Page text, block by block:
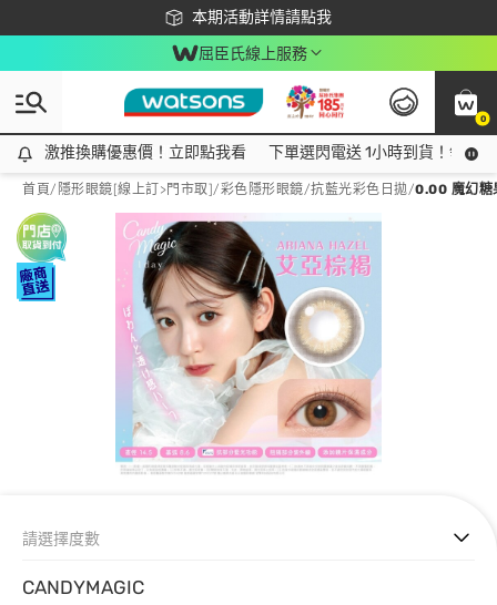
本期活動詳情請點我
下載app最高回饋$350
屈臣氏線上服務
0
激推換購優惠價！立即點我看
激推換購優惠價！立即點我看 下單選閃電送 1小時到貨！領神
首頁/ 隱形眼鏡[線上訂>門市取]/彩色隱形眼鏡/抗藍光彩色日拋/0.00 魔幻糖
CANDYMAGIC
請選擇度數